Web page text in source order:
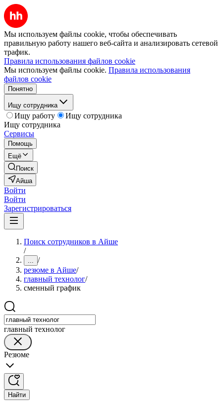
Мы используем файлы cookie, чтобы обеспечивать
правильную работу нашего веб-сайта и анализировать сетевой
трафик.
Правила использования файлов cookie
Мы используем файлы cookie. Правила использования
файлов cookie
Понятно
Ищу сотрудника
Ищу работу
Ищу сотрудника
Ищу сотрудника
Сервисы
Помощь
Ещё
Поиск
Айша
Войти
Войти
Зарегистрироваться
Поиск сотрудников в Айше
/
... /
резюме в Айше/
главный технолог/
сменный график
главный технолог
Резюме
Найти